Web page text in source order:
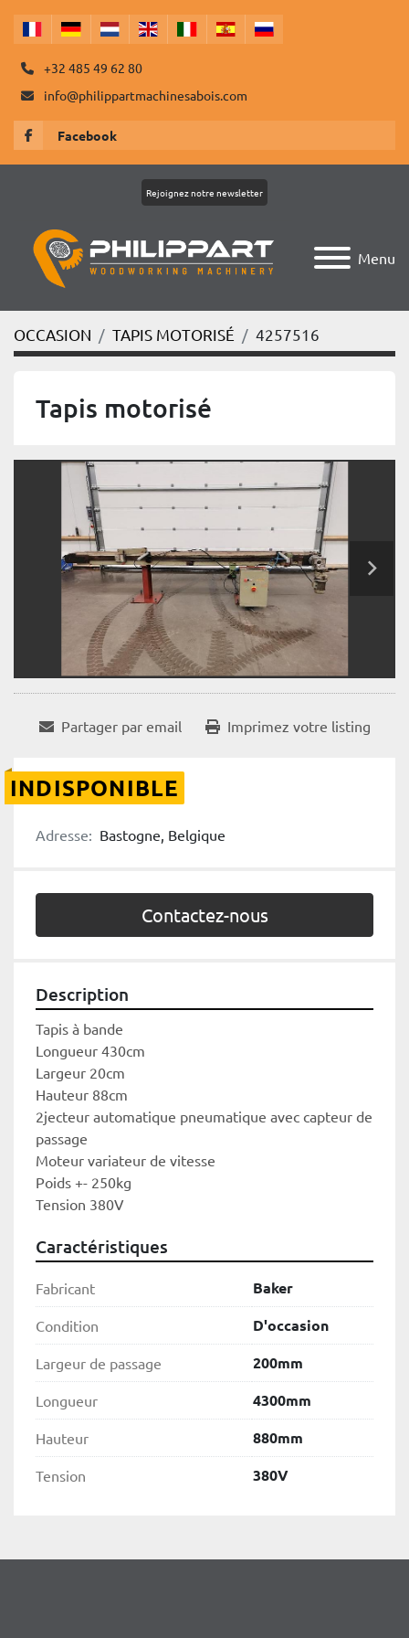
+32 485 49 62 80
info@philippartmachinesabois.com
Facebook
Menu
Rejoignez notre newsletter
OCCASION TAPIS MOTORISÉ 4257516
Tapis motorisé
Partager par email Imprimez votre listing
INDISPONIBLE
Adresse: Bastogne, Belgique
Contactez-nous
Description
Tapis à bande
Longueur 430cm
Largeur 20cm
Hauteur 88cm
2jecteur automatique pneumatique avec capteur de
passage
Moteur variateur de vitesse
Poids +- 250kg
Tension 380V
Caractéristiques
Fabricant Baker
Condition D'occasion
Largeur de passage 200mm
Longueur 4300mm
Hauteur 880mm
Tension 380V